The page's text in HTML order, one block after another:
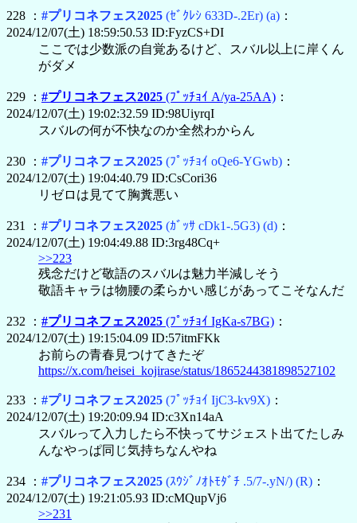
228 ： #プリコネフェス2025 (ｾﾞｸﾚｼ 633D-.2Er) (a) ：
2024/12/07(土) 18:59:50.53 ID:FyzCS+DI
ここでは少数派の自覚あるけど、スバル以上に岸くん
がダメ
229 ： #プリコネフェス2025 (ﾌﾟｯﾁｮｲ A/ya-25AA) ：
2024/12/07(土) 19:02:32.59 ID:98UiyrqI
スバルの何が不快なのか全然わからん
230 ： #プリコネフェス2025 (ﾌﾟｯﾁｮｲ oQe6-YGwb) ：
2024/12/07(土) 19:04:40.79 ID:CsCori36
リゼロは見てて胸糞悪い
231 ： #プリコネフェス2025 (ｶﾞｯｻ cDk1-.5G3) (d) ：
2024/12/07(土) 19:04:49.88 ID:3rg48Cq+
>>223
残念だけど敬語のスバルは魅力半減しそう
敬語キャラは物腰の柔らかい感じがあってこそなんだ
232 ： #プリコネフェス2025 (ﾌﾟｯﾁｮｲ IgKa-s7BG) ：
2024/12/07(土) 19:15:04.09 ID:57itmFKk
お前らの青春見つけてきたぞ
https://x.com/heisei_kojirase/status/1865244381898527102
233 ： #プリコネフェス2025 (ﾌﾟｯﾁｮｲ IjC3-kv9X) ：
2024/12/07(土) 19:20:09.94 ID:c3Xn14aA
スバルって入力したら不快ってサジェスト出てたしみ
んなやっぱ同じ気持ちなんやね
234 ： #プリコネフェス2025 (ｽｳｼﾞﾉｵﾄﾓﾀﾞﾁ .5/7-.yN/) (R) ：
2024/12/07(土) 19:21:05.93 ID:cMQupVj6
>>231